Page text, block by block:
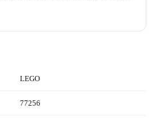
LEGO
77256